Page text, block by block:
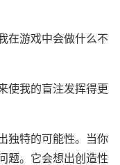
在游戏中会做什么不
使我的盲注发挥得更
独特的可能性。当你
题。它会想出创造性